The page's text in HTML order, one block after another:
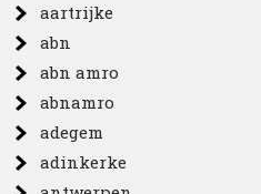
aartrijke
abn
abn amro
abnamro
adegem
adinkerke